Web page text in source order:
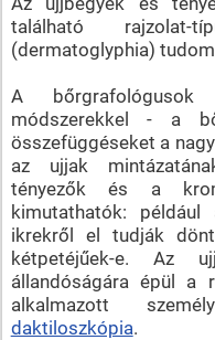
található rajzolat-
(dermatoglyphia)
A
módszerekkel - a
összefüggéseket a
az ujjak
tényezők és a
kimutathatók:
ikrekről el tudják
kétpetéjűek-e. Az
állandóságára épül a
alkalmazott
daktiloszkópia.